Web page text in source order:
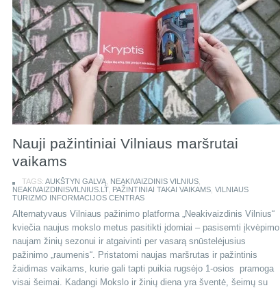
Nauji pažintiniai Vilniaus maršrutai
vaikams
TAGS: AUKŠTYN GALVĄ, NEAKIVAIZDINIS VILNIUS,
NEAKIVAIZDINISVILNIUS.LT, PAŽINTINIAI TAKAI VAIKAMS, VILNIAUS
TURIZMO INFORMACIJOS CENTRAS
Alternatyvaus Vilniaus pažinimo platforma „Neakivaizdinis Vilnius“
kviečia naujus mokslo metus pasitikti įdomiai – pasisemti įkvėpimo
naujam žinių sezonui ir atgaivinti per vasarą snūstelėjusius
pažinimo „raumenis“. Pristatomi naujas maršrutas ir pažintinis
žaidimas vaikams, kurie gali tapti puikia rugsėjo 1-osios pramoga
visai šeimai. Kadangi Mokslo ir žinių diena yra šventė, šeimų su